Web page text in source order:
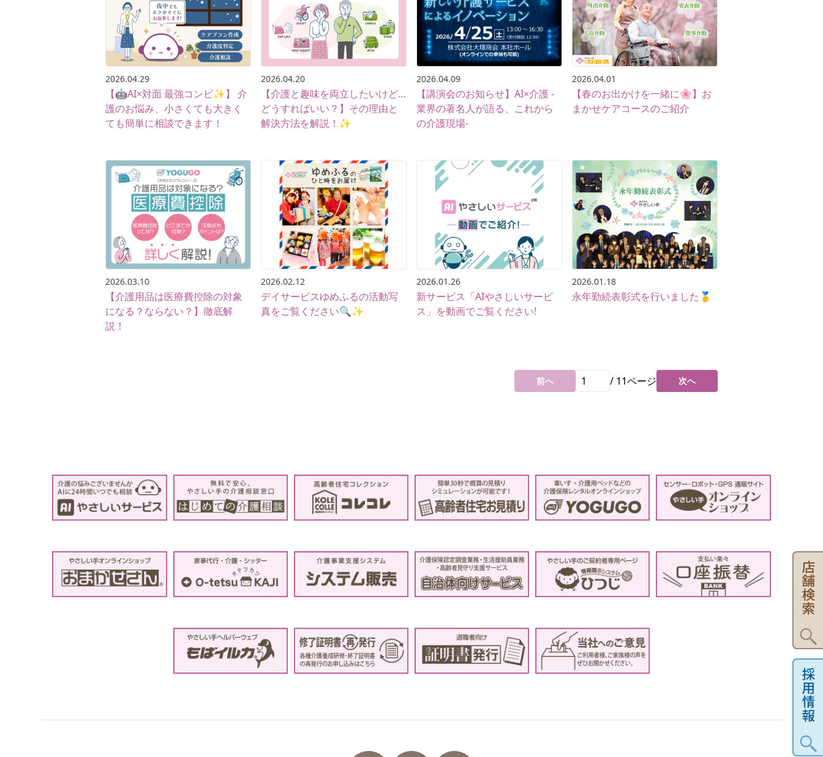
2026.04.29
【🤖AI×対面 最強コンビ✨】 介
護のお悩み、小さくても大きく
ても簡単に相談できます！
2026.04.20
【介護と趣味を両立したいけど…
どうすればいい？】その理由と
解決方法を解説！✨
2026.04.09
【講演会のお知らせ】AI×介護 -
業界の著名人が語る、これから
の介護現場-
2026.04.01
【春のお出かけを一緒に🌸】お
まかせケアコースのご紹介
2026.03.10
【介護用品は医療費控除の対象
になる？ならない？】徹底解
説！
2026.02.12
デイサービスゆめふるの活動写
真をご覧ください🔍✨
2026.01.26
新サービス「AIやさしいサービ
ス」を動画でご覧ください!
2026.01.18
永年勤続表彰式を行いました🥇
前へ / 11ページ 次へ